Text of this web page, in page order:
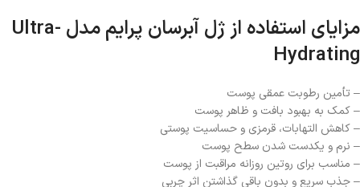
مزایای استفاده از ژل آبرسان پرایم مدل Ultra-
Hydrating
– تأمین رطوبت عمقی پوست
– کمک به بهبود بافت و ظاهر پوست
– کاهش التهابات، قرمزی و حساسیت پوستی
– نرم و یکدست شدن سطح پوست
– مناسب برای روتین روزانه مراقبت از پوست
– جذب سریع و بدون باقی گذاشتن اثر چربی